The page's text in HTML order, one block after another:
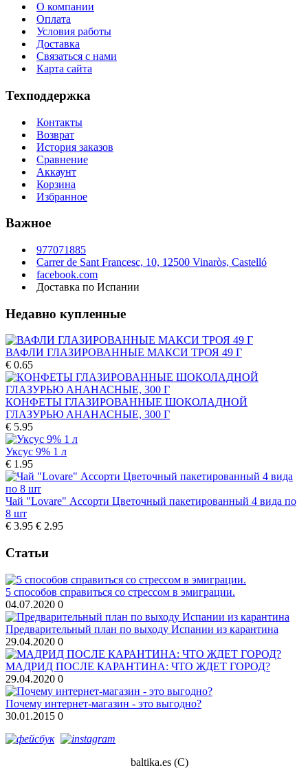
О компании
Оплата
Условия работы
Доставка
Связаться с нами
Карта сайта
Техподдержка
Контакты
Возврат
История заказов
Сравнение
Аккаунт
Корзина
Избранное
Важное
977071885
Carrer de Sant Francesc, 10, 12500 Vinaròs, Castelló
facebook.com
Доставка по Испании
Недавно купленные
ВАФЛИ ГЛАЗИРОВАННЫЕ МАКСИ ТРОЯ 49 Г
€ 0.65
КОНФЕТЫ ГЛАЗИРОВАННЫЕ ШОКОЛАДНОЙ
ГЛАЗУРЬЮ АНАНАСНЫЕ, 300 Г
€ 5.95
Уксус 9% 1 л
€ 1.95
Чай "Lovare" Ассорти Цветочный пакетированный 4 вида по
8 шт
€ 3.95 € 2.95
Статьи
5 способов справиться со стрессом в эмиграции.
04.07.2020 0
Предварительный план по выходу Испании из карантина
29.04.2020 0
МАДРИД ПОСЛЕ КАРАНТИНА: ЧТО ЖДЕТ ГОРОД?
29.04.2020 0
Почему интернет-магазин - это выгодно?
30.01.2015 0
baltika.es (С)